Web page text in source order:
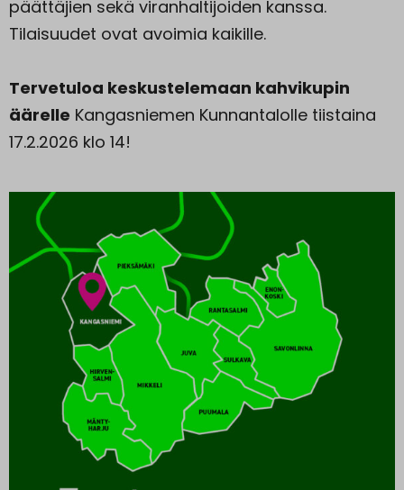
päättäjien sekä viranhaltijoiden kanssa.
Tilaisuudet ovat avoimia kaikille.
Tervetuloa keskustelemaan kahvikupin
äärelle Kangasniemen Kunnantalolle tiistaina
17.2.2026 klo 14!